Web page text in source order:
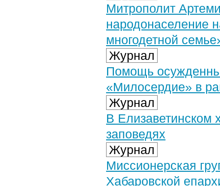
Митрополит
народонаселение
многодетной
Журнал
Помощь
«Милосердие» в
Журнал
В Елизаветинском
заповедях
Журнал
Миссионерская
Хабаровской